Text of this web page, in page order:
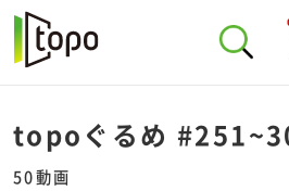
topoぐるめ
50動画